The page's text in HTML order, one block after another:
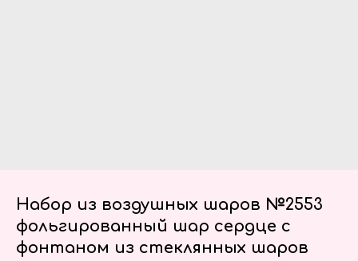
Набор из воздушных шаров №2553
фольгированный шар сердце с
фонтаном из стеклянных шаров